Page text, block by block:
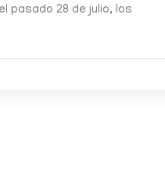
pasado 28 de julio, los